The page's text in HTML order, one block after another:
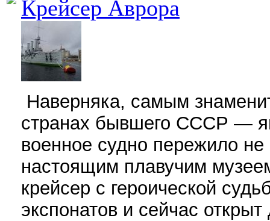
Крейсер Аврора
Наверняка, самым
странах бывшего СССР —
военное судно пережило
настоящим плавучим
крейсер с героической
экспонатов и сейчас